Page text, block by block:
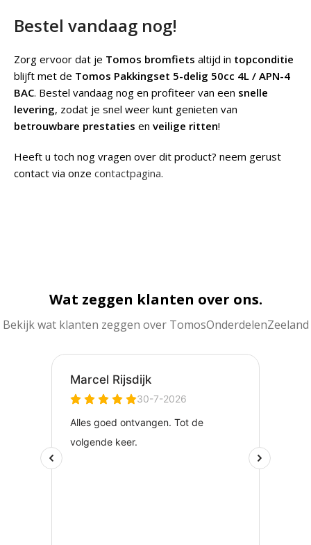
Bestel vandaag nog!
Zorg ervoor dat je Tomos bromfiets altijd in topconditie
blijft met de Tomos Pakkingset 5-delig 50cc 4L / APN-4
BAC. Bestel vandaag nog en profiteer van een snelle
levering, zodat je snel weer kunt genieten van
betrouwbare prestaties en veilige ritten!
Heeft u toch nog vragen over dit product? neem gerust
contact via onze contactpagina.
Wat zeggen klanten over ons.
Bekijk wat klanten zeggen over TomosOnderdelenZeeland